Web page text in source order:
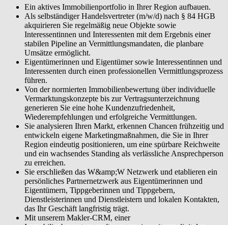
CRM, einer Immobilienbewertungssoftware sowie weiteren
digitalen Makler-Tools und klaren Prozessen organisieren Sie
Abläufe effizient und steigern damit Ihre Reichweite und
Vermittlungsquote.
Ihr Geschäft unternehmerisch steuern. Sie managen Marketing,
Vertrieb und Ressourcen professionell und treffen fundierte
finanzielle Entscheidungen für Ihr nachhaltig wachsendes, rentables
Immobiliengeschäft.
Ein aktives Immobilienportfolio in Ihrer Region aufbauen.
Als selbständiger Handelsvertreter (m/w/d) nach § 84 HGB
akquirieren Sie regelmäßig neue Objekte sowie
Interessentinnen und Interessenten mit dem Ergebnis einer
stabilen Pipeline an Vermittlungsmandaten, die planbare
Umsätze ermöglicht.
Eigentümerinnen und Eigentümer sowie Interessentinnen und
Interessenten durch einen professionellen Vermittlungsprozess
führen.
Von der normierten Immobilienbewertung über individuelle
Vermarktungskonzepte bis zur Vertragsunterzeichnung
generieren Sie eine hohe Kundenzufriedenheit,
Wiederempfehlungen und erfolgreiche Vermittlungen.
Sie analysieren Ihren Markt, erkennen Chancen frühzeitig und
entwickeln eigene Marketingmaßnahmen, die Sie in Ihrer
Region eindeutig positionieren, um eine spürbare Reichweite
und ein wachsendes Standing als verlässliche Ansprechperson
zu erreichen.
Sie erschließen das W&amp;W Netzwerk und etablieren ein
persönliches Partnernetzwerk aus Eigentümerinnen und
Eigentümern, Tippgeberinnen und Tippgebern,
Dienstleisterinnen und Dienstleistern und lokalen Kontakten,
das Ihr Geschäft langfristig trägt.
Mit unserem Makler-CRM, einer